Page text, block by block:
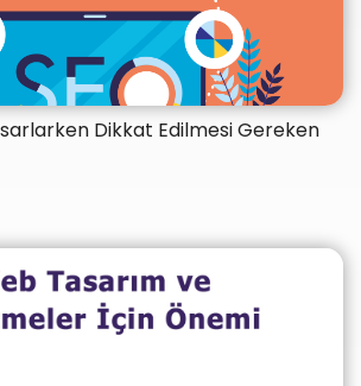
Dikkat Edilmesi Gereken